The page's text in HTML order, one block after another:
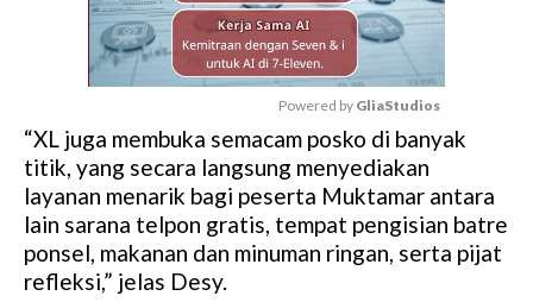
M
u
t
e
Powered by GliaStudios
“XL juga membuka semacam posko di banyak
titik, yang secara langsung menyediakan
layanan menarik bagi peserta Muktamar antara
lain sarana telpon gratis, tempat pengisian batre
ponsel, makanan dan minuman ringan, serta pijat
refleksi,” jelas Desy.